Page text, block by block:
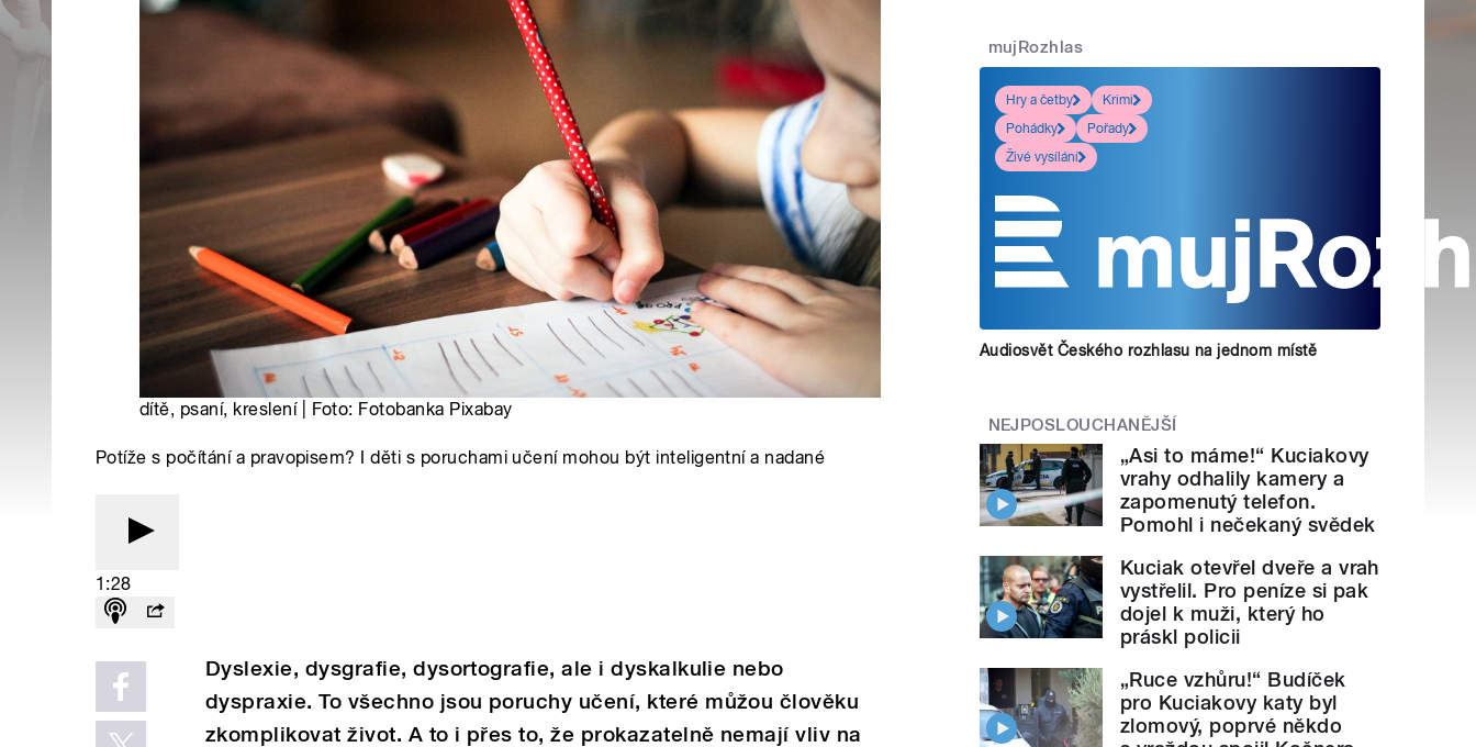
dítě, psaní, kreslení | Foto: Fotobanka Pixabay
Potíže s počítání a pravopisem? I děti s poruchami učení mohou být inteligentní a nadané
1:28
Dyslexie, dysgrafie, dysortografie, ale i dyskalkulie nebo
dyspraxie. To všechno jsou poruchy učení, které můžou člověku
zkomplikovat život. A to i přes to, že prokazatelně nemají vliv na
mujRozhlas
Hry a četby
Krimi
Pohádky
Pořady
Živé vysílání
Audiosvět Českého rozhlasu na jednom místě
NEJPOSLOUCHANĚJŠÍ
„Asi to máme!“ Kuciakovy
vrahy odhalily kamery a
zapomenutý telefon.
Pomohl i nečekaný svědek
Kuciak otevřel dveře a vrah
vystřelil. Pro peníze si pak
dojel k muži, který ho
práskl policii
„Ruce vzhůru!“ Budíček
pro Kuciakovy katy byl
zlomový, poprvé někdo